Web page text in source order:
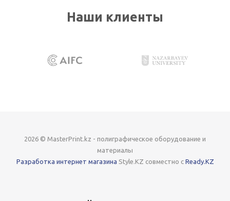
Наши клиенты
2026 © MasterPrint.kz - полиграфическое оборудование и
материалы
Разработка интернет магазина Style.KZ совместно с Ready.KZ